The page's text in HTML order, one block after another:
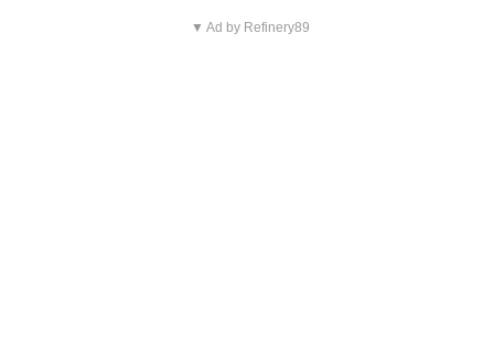
▼ Ad by Refinery89